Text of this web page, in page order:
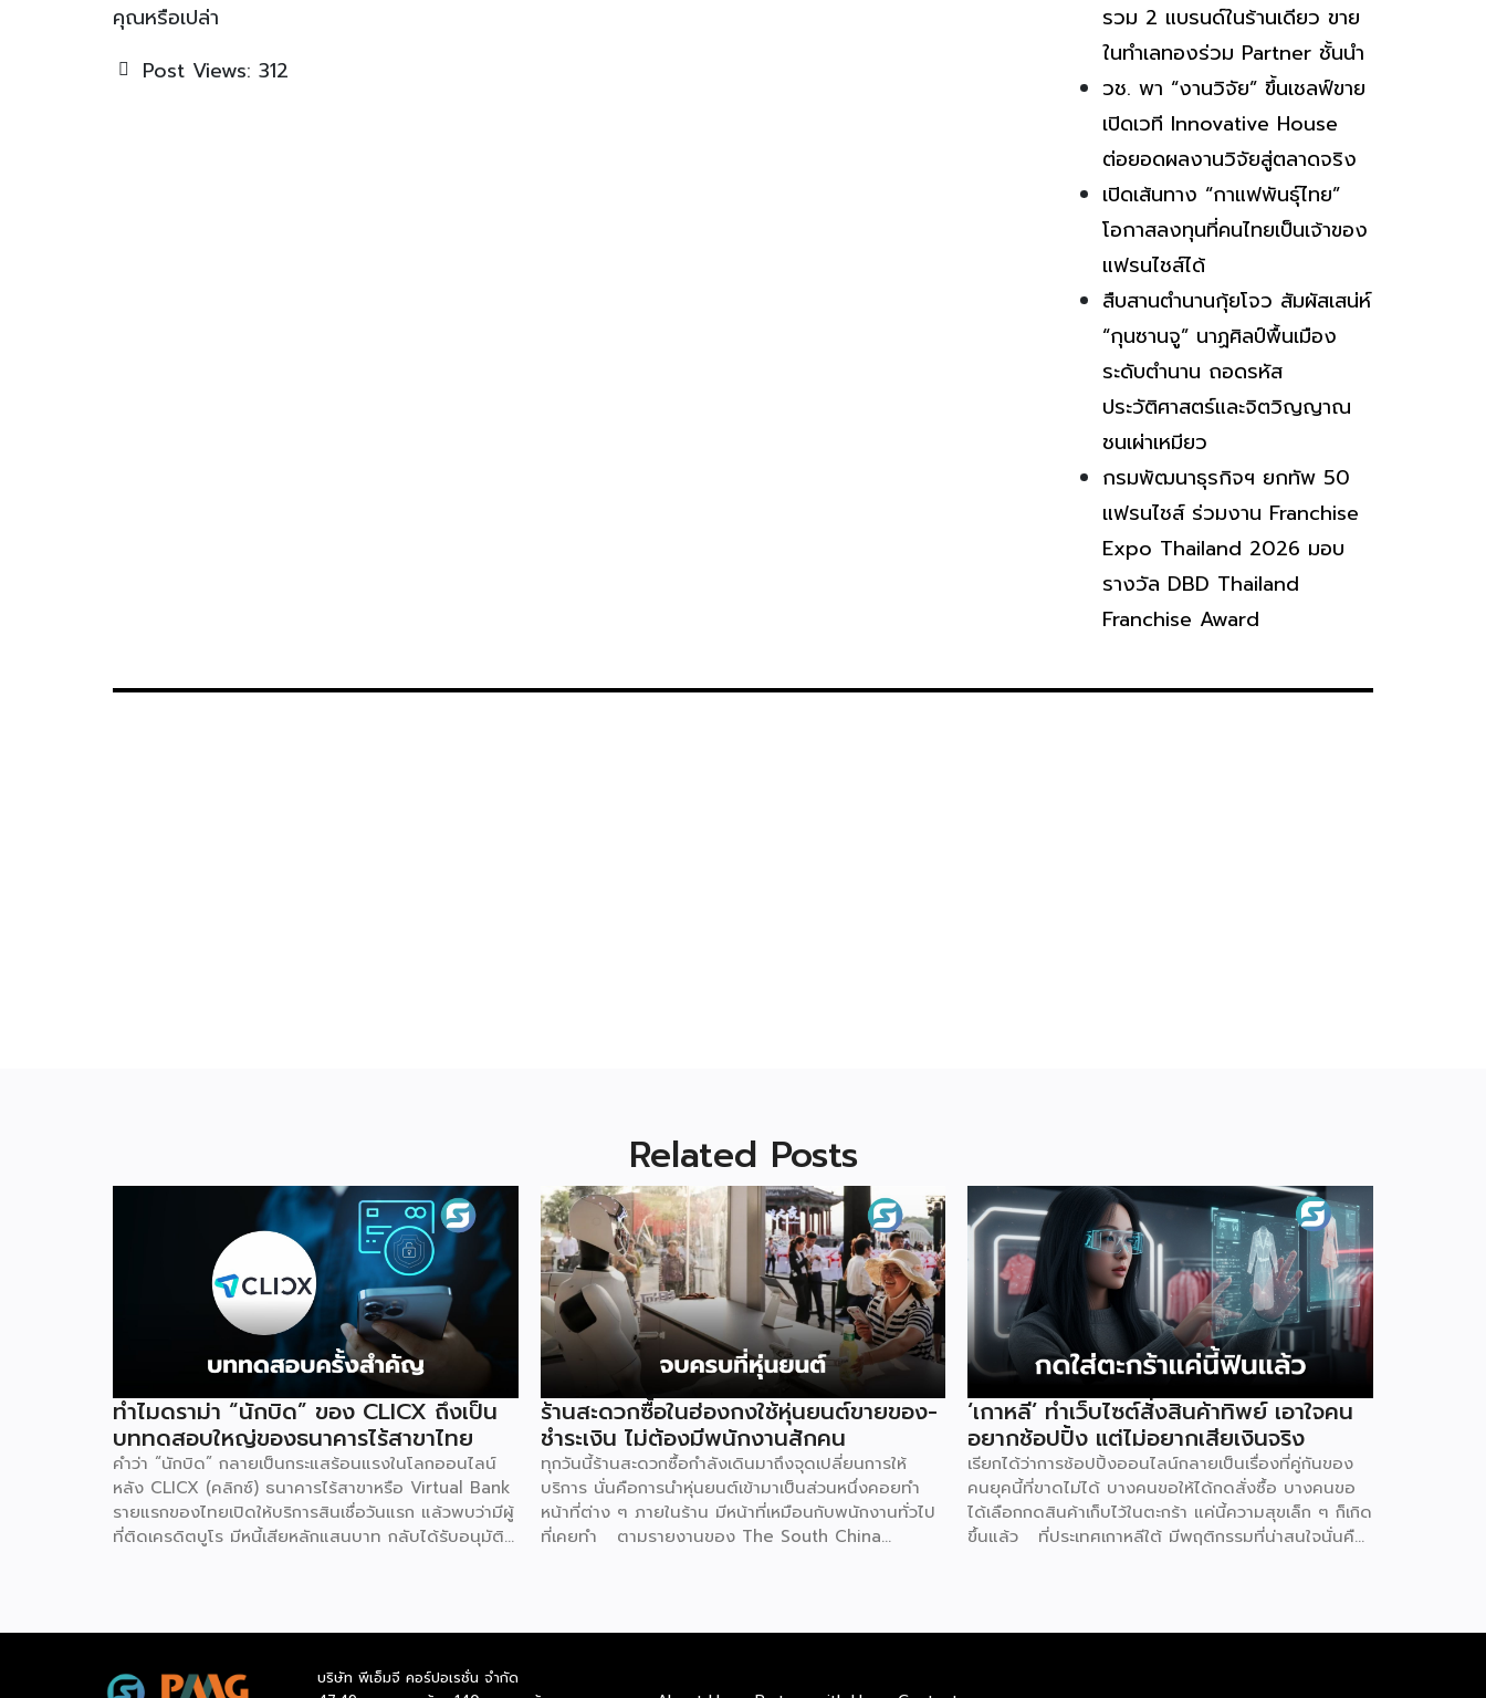
คุณหรือเปล่า
Post Views: 312
รวม 2 แบรนด์ในร้านเดียว ขาย
ในทำเลทองร่วม Partner ชั้นนำ
วช. พา “งานวิจัย” ขึ้นเชลฟ์ขาย
เปิดเวที Innovative House
ต่อยอดผลงานวิจัยสู่ตลาดจริง
เปิดเส้นทาง “กาแฟพันธุ์ไทย”
โอกาสลงทุนที่คนไทยเป็นเจ้าของ
แฟรนไชส์ได้
สืบสานตำนานกุ้ยโจว สัมผัสเสน่ห์
“กุนซานจู” นาฏศิลป์พื้นเมือง
ระดับตำนาน ถอดรหัส
ประวัติศาสตร์และจิตวิญญาณ
ชนเผ่าเหมียว
กรมพัฒนาธุรกิจฯ ยกทัพ 50
แฟรนไชส์ ร่วมงาน Franchise
Expo Thailand 2026 มอบ
รางวัล DBD Thailand
Franchise Award
Related Posts
ทำไมดราม่า “นักบิด” ของ CLICX ถึงเป็น
บททดสอบใหญ่ของธนาคารไร้สาขาไทย
คำว่า “นักบิด” กลายเป็นกระแสร้อนแรงในโลกออนไลน์
หลัง CLICX (คลิกซ์) ธนาคารไร้สาขาหรือ Virtual Bank
รายแรกของไทยเปิดให้บริการสินเชื่อวันแรก แล้วพบว่ามีผู้
ที่ติดเครดิตบูโร มีหนี้เสียหลักแสนบาท กลับได้รับอนุมัติ
ดราม่าบนโลกออนไลน์เท่านั้น แต่เป็นกรณีศึกษาที่สะท้อน
การเงินไทย นั่นคือ Virtual Bank ซึ่งผู้ประกอบการ SME
ร้านสะดวกซื้อในฮ่องกงใช้หุ่นยนต์ขายของ-
ชำระเงิน ไม่ต้องมีพนักงานสักคน
ทุกวันนี้ร้านสะดวกซื้อกำลังเดินมาถึงจุดเปลี่ยนการให้
บริการ นั่นคือการนำหุ่นยนต์เข้ามาเป็นส่วนหนึ่งคอยทำ
หน้าที่ต่าง ๆ ภายในร้าน มีหน้าที่เหมือนกับพนักงานทั่วไป
ที่เคยทำ ตามรายงานของ The South China
ผู้ควบคุมทุกอย่าง ซึ่งร้านแห่งนี้ตั้งอยู่ริมน้ำหงฮอม เปิด
‘เกาหลี’ ทำเว็บไซต์สั่งสินค้าทิพย์ เอาใจคน
อยากช้อปปิ้ง แต่ไม่อยากเสียเงินจริง
เรียกได้ว่าการช้อปปิ้งออนไลน์กลายเป็นเรื่องที่คู่กันของ
คนยุคนี้ที่ขาดไม่ได้ บางคนขอให้ได้กดสั่งซื้อ บางคนขอ
ได้เลือกกดสินค้าเก็บไว้ในตะกร้า แค่นี้ความสุขเล็ก ๆ ก็เกิด
ขึ้นแล้ว ที่ประเทศเกาหลีใต้ มีพฤติกรรมที่น่าสนใจนั่นคือ
อย่างใด แน่นอนว่าดินแดนกิมจินี้มีการใช้เทคโนโลยีดิจิทัล
บริษัท พีเอ็มจี คอร์ปอเรชั่น จำกัด